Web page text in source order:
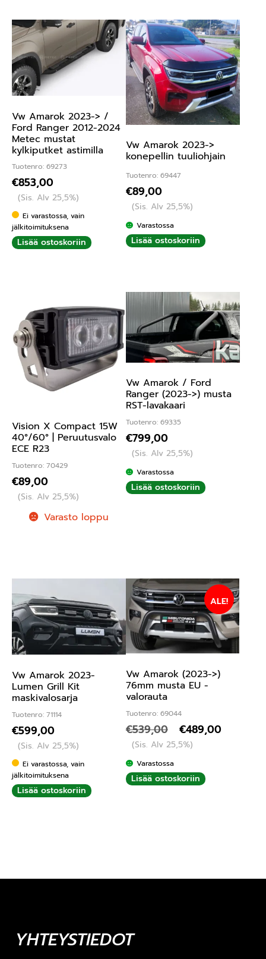
Vw Amarok 2023-> /
Ford Ranger 2012-2024
Metec mustat
kylkiputket astimilla
Tuotenro: 69273
€853,00
(Sis. Alv 25,5%)
Ei varastossa, vain
jälkitoimituksena
Lisää ostoskoriin
Vw Amarok 2023->
konepellin tuuliohjain
Tuotenro: 69447
€89,00
(Sis. Alv 25,5%)
Varastossa
Lisää ostoskoriin
Vision X Compact 15W
40°/60° | Peruutusvalo
ECE R23
Tuotenro: 70429
€89,00
(Sis. Alv 25,5%)
Varasto loppu
Vw Amarok / Ford
Ranger (2023->) musta
RST-lavakaari
Tuotenro: 69335
€799,00
(Sis. Alv 25,5%)
Varastossa
Lisää ostoskoriin
Vw Amarok 2023-
Lumen Grill Kit
maskivalosarja
Tuotenro: 71114
€599,00
(Sis. Alv 25,5%)
Ei varastossa, vain
jälkitoimituksena
Lisää ostoskoriin
Vw Amarok (2023->)
76mm musta EU -
valorauta
Tuotenro: 69044
ALE!
€539,00 €489,00
(Sis. Alv 25,5%)
Varastossa
Lisää ostoskoriin
YHTEYSTIEDOT